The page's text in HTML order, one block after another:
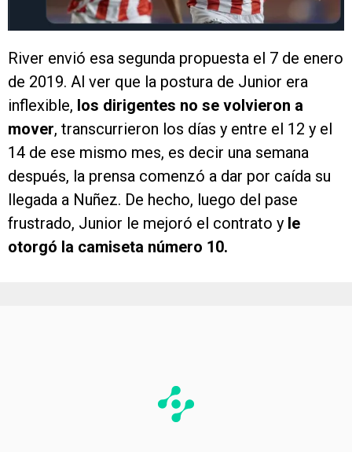
River envió esa segunda propuesta el 7 de enero
de 2019. Al ver que la postura de Junior era
inflexible, los dirigentes no se volvieron a
mover, transcurrieron los días y entre el 12 y el
14 de ese mismo mes, es decir una semana
después, la prensa comenzó a dar por caída su
llegada a Nuñez. De hecho, luego del pase
frustrado, Junior le mejoró el contrato y le
otorgó la camiseta número 10.